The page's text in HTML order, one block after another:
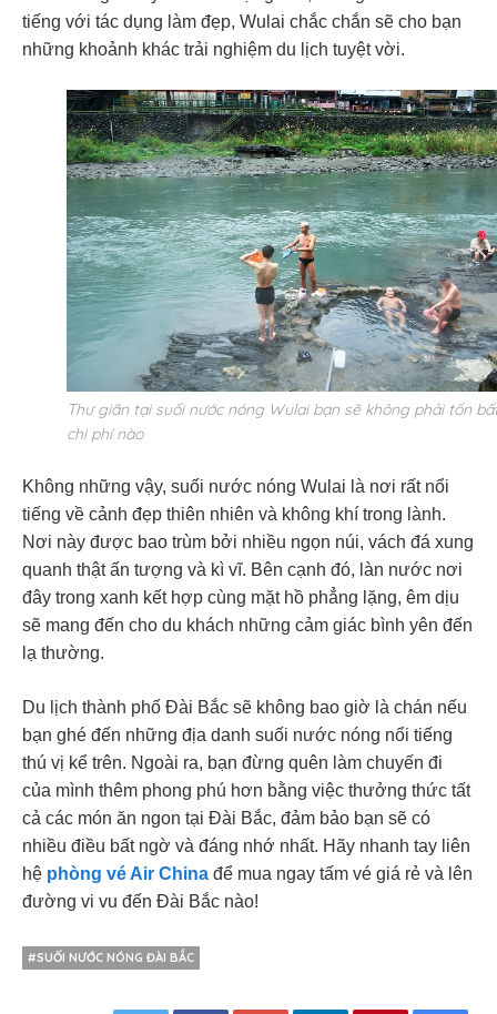
tiếng với tác dụng làm đẹp, Wulai chắc chắn sẽ cho bạn
những khoảnh khác trải nghiệm du lịch tuyệt vời.
Thư giãn tại suối nước nóng Wulai bạn sẽ không phải tốn
chi phí nào
Không những vậy, suối nước nóng Wulai là nơi rất nổi
tiếng về cảnh đẹp thiên nhiên và không khí trong lành.
Nơi này được bao trùm bởi nhiều ngọn núi, vách đá xung
quanh thật ấn tượng và kì vĩ. Bên cạnh đó, làn nước nơi
đây trong xanh kết hợp cùng mặt hồ phẳng lặng, êm dịu
sẽ mang đến cho du khách những cảm giác bình yên đến
lạ thường.
Du lịch thành phố Đài Bắc sẽ không bao giờ là chán nếu
bạn ghé đến những địa danh suối nước nóng nổi tiếng
thú vị kể trên. Ngoài ra, bạn đừng quên làm chuyến đi
của mình thêm phong phú hơn bằng việc thưởng thức tất
cả các món ăn ngon tại Đài Bắc, đảm bảo bạn sẽ có
nhiều điều bất ngờ và đáng nhớ nhất. Hãy nhanh tay liên
hệ phòng vé Air China để mua ngay tấm vé giá rẻ và lên
đường vi vu đến Đài Bắc nào!
#SUỐI NƯỚC NÓNG ĐÀI BẮC